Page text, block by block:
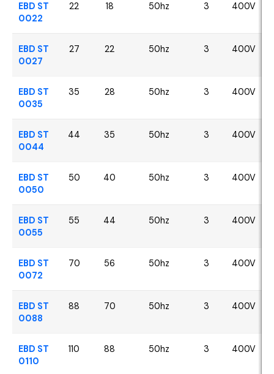
EBD ST
0022
22 18 50hz 3 400V
EBD ST
0027
27 22 50hz 3 400V
EBD ST
0035
35 28 50hz 3 400V
EBD ST
0044
44 35 50hz 3 400V
EBD ST
0050
50 40 50hz 3 400V
EBD ST
0055
55 44 50hz 3 400V
EBD ST
0072
70 56 50hz 3 400V
EBD ST
0088
88 70 50hz 3 400V
EBD ST
0110
110 88 50hz 3 400V